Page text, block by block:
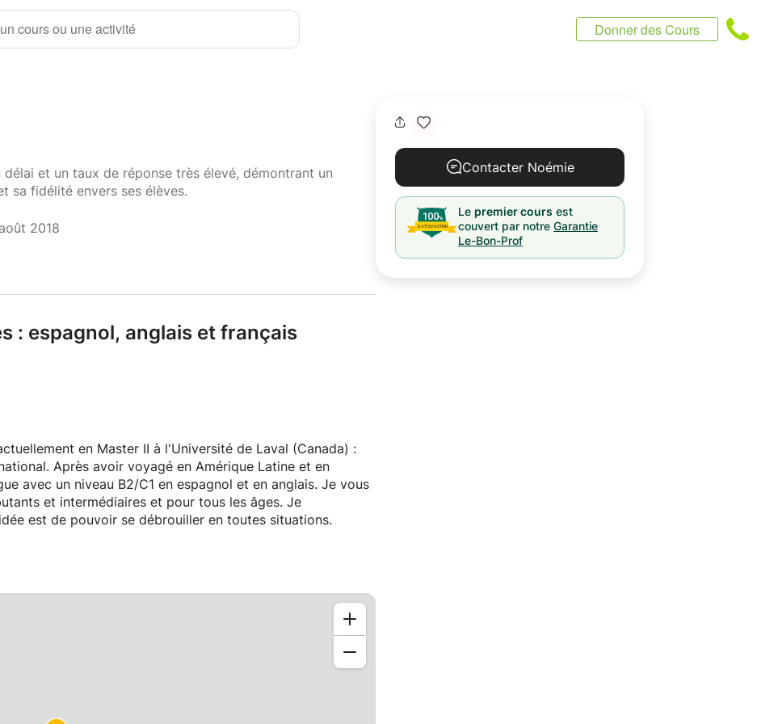
cours ou une activité Donner des Cours
délai et un taux de réponse très élevé, démontrant un
sa fidélité envers ses élèves.
2018
: espagnol, anglais et français
en Master II à l'Université de Laval (Canada) :
Après avoir voyagé en Amérique Latine et en
avec un niveau B2/C1 en espagnol et en anglais. Je vous
et intermédiaires et pour tous les âges. Je
est de pouvoir se débrouiller en toutes situations.
Contacter Noémie
Le premier cours est
couvert par notre Garantie
Le-Bon-Prof